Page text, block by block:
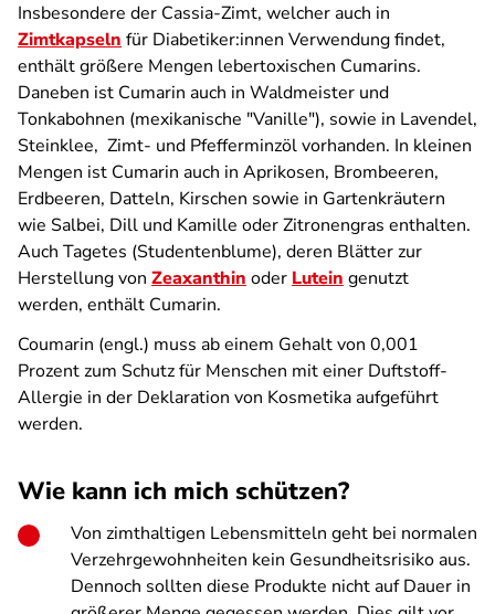
Insbesondere der Cassia-Zimt, welcher auch in
Zimtkapseln für Diabetiker:innen Verwendung findet,
enthält größere Mengen lebertoxischen Cumarins.
Daneben ist Cumarin auch in Waldmeister und
Tonkabohnen (mexikanische "Vanille"), sowie in Lavendel,
Steinklee, Zimt- und Pfefferminzöl vorhanden. In kleinen
Mengen ist Cumarin auch in Aprikosen, Brombeeren,
Erdbeeren, Datteln, Kirschen sowie in Gartenkräutern
wie Salbei, Dill und Kamille oder Zitronengras enthalten.
Auch Tagetes (Studentenblume), deren Blätter zur
Herstellung von Zeaxanthin oder Lutein genutzt
werden, enthält Cumarin.
Coumarin (engl.) muss ab einem Gehalt von 0,001
Prozentzum Schutz für Menschen mit einer Duftstoff-
Allergie in der Deklaration von Kosmetika aufgeführt
werden.
Wie kann ich mich schützen?
Von zimthaltigen Lebensmitteln geht bei normalen
Verzehrgewohnheiten kein Gesundheitsrisiko aus.
Dennoch sollten diese Produkte nicht auf Dauer in